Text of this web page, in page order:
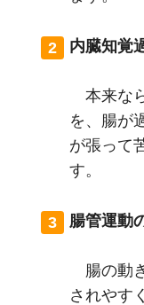
内臓知覚
本来な
を、腸が
が張って
す。
腸管運動
腸の動
されやす